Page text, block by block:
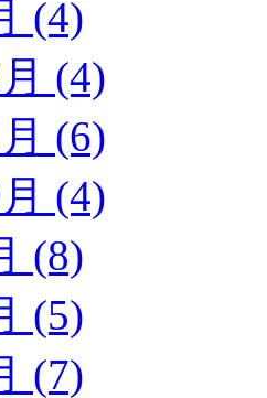
(4)
(4)
(6)
(4)
(8)
(5)
(7)